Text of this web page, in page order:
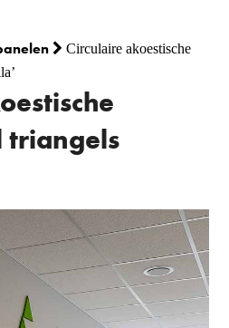
Circulaire akoestische
triangels